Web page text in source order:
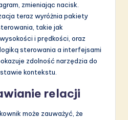
zmieniając nacisk.
teraz wyróżnia pakiety
takie jak
i prędkości, oraz
sterowania a interfejsami
zdolność narzędzia do
kontekstu.
relacji
może zauważyć, że